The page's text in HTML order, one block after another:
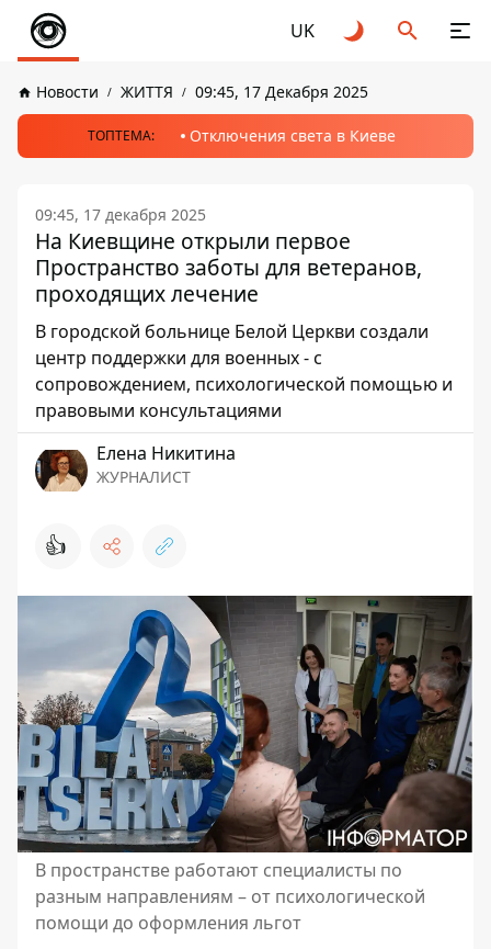
UK
Новости ЖИТТЯ 09:45, 17 Декабря 2025
ТОПТЕМА: Отключения света в Киеве
09:45, 17 декабря 2025
На Киевщине открыли первое
Пространство заботы для ветеранов,
проходящих лечение
В городской больнице Белой Церкви создали
центр поддержки для военных - с
сопровождением, психологической помощью и
правовыми консультациями
Елена Никитина
ЖУРНАЛИСТ
👍
В пространстве работают специалисты по
разным направлениям – от психологической
помощи до оформления льгот